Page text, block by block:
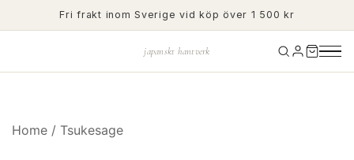
to
Fri frakt inom Sverige vid köp över 1 500 kr
japanskt hantverk
Home / Tsukesage